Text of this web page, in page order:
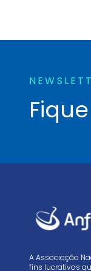
A Associação
fins lucrativos